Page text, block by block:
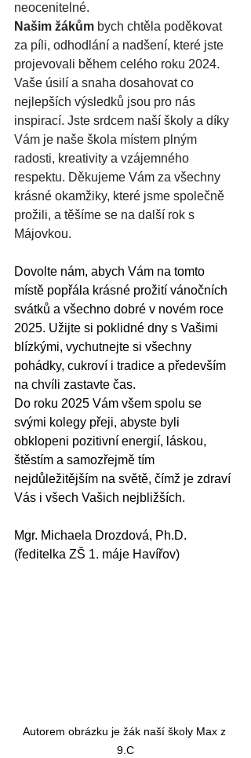
neocenitelné.
Našim žákům bych chtěla poděkovat
za píli, odhodlání a nadšení, které jste
projevovali během celého roku 2024.
Vaše úsilí a snaha dosahovat co
nejlepších výsledků jsou pro nás
inspirací. Jste srdcem naší školy a díky
Vám je naše škola místem plným
radosti, kreativity a vzájemného
respektu. Děkujeme Vám za všechny
krásné okamžiky, které jsme společně
prožili, a těšíme se na další rok s
Májovkou.
Dovolte nám, abych Vám na tomto
místě popřála krásné prožití vánočních
svátků a všechno dobré v novém roce
2025. Užijte si poklidné dny s Vašimi
blízkými, vychutnejte si všechny
pohádky, cukroví i tradice a především
na chvíli zastavte čas.
Do roku 2025 Vám všem spolu se
svými kolegy přeji, abyste byli
obklopeni pozitivní energií, láskou,
štěstím a samozřejmě tím
nejdůležitějším na světě, čímž je zdraví
Vás i všech Vašich nejbližších.
Mgr. Michaela Drozdová, Ph.D.
(ředitelka ZŠ 1. máje Havířov)
Autorem obrázku je žák naší školy Max z
9.C